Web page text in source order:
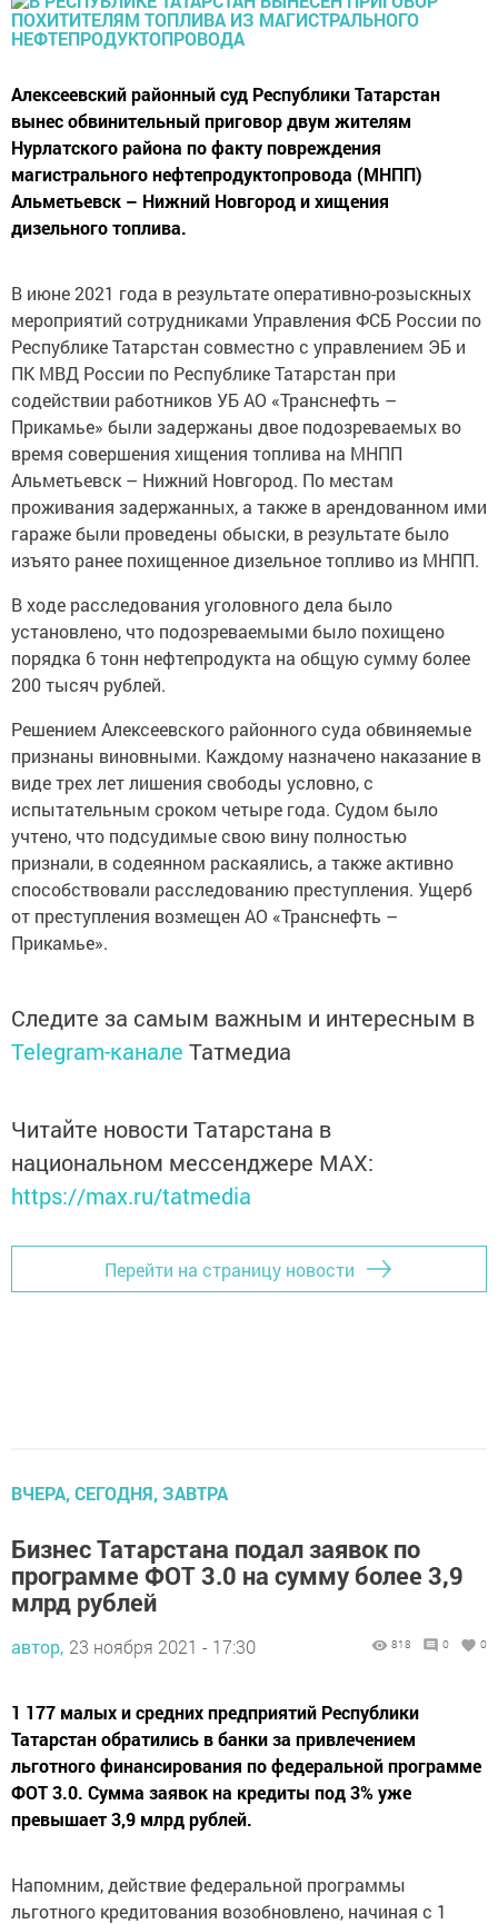
Алексеевский районный суд Республики Татарстан
вынес обвинительный приговор двум жителям
Нурлатского района по факту повреждения
магистрального нефтепродуктопровода (МНПП)
Альметьевск – Нижний Новгород и хищения
дизельного топлива.
В июне 2021 года в результате оперативно-розыскных
мероприятий сотрудниками Управления ФСБ России по
Республике Татарстан совместно с управлением ЭБ и
ПК МВД России по Республике Татарстан при
содействии работников УБ АО «Транснефть –
Прикамье» были задержаны двое подозреваемых во
время совершения хищения топлива на МНПП
Альметьевск – Нижний Новгород. По местам
проживания задержанных, а также в арендованном ими
гараже были проведены обыски, в результате было
изъято ранее похищенное дизельное топливо из МНПП.
В ходе расследования уголовного дела было
установлено, что подозреваемыми было похищено
порядка 6 тонн нефтепродукта на общую сумму более
200 тысяч рублей.
Решением Алексеевского районного суда обвиняемые
признаны виновными. Каждому назначено наказание в
виде трех лет лишения свободы условно, с
испытательным сроком четыре года. Судом было
учтено, что подсудимые свою вину полностью
признали, в содеянном раскаялись, а также активно
способствовали расследованию преступления. Ущерб
от преступления возмещен АО «Транснефть –
Прикамье».
Следите за самым важным и интересным в
Telegram-канале Татмедиа
Читайте новости Татарстана в
национальном мессенджере MАХ:
https://max.ru/tatmedia
Перейти на страницу новости
ВЧЕРА, СЕГОДНЯ, ЗАВТРА
Бизнес Татарстана подал заявок по
программе ФОТ 3.0 на сумму более 3,9
млрд рублей
автор, 23 ноября 2021 - 17:30 818 0 0
1 177 малых и средних предприятий Республики
Татарстан обратились в банки за привлечением
льготного финансирования по федеральной программе
ФОТ 3.0. Сумма заявок на кредиты под 3% уже
превышает 3,9 млрд рублей.
Напомним, действие федеральной программы
льготного кредитования возобновлено, начиная с 1